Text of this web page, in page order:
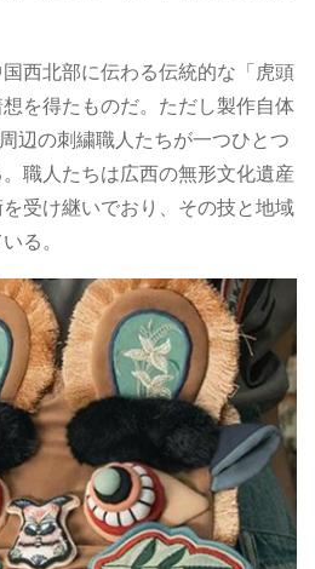
西北部に伝わる伝統的な「虎頭
を得たものだ。ただし製作自体
辺の刺繍職人たちが一つひとつ
職人たちは広西の無形文化遺産
受け継いでおり、その技と地域
る。